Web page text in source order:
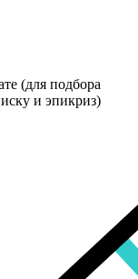
(для подбора
и эпикриз)